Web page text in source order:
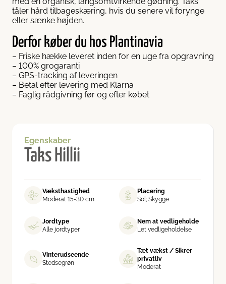
tåler hård tilbageskæring, hvis du senere vil forynge
eller sænke højden.
Derfor køber du hos Plantinavia
– Friske hække leveret inden for en uge fra opgravning
– 100% grogaranti
– GPS-tracking af leveringen
– Betal efter levering med Klarna
– Faglig rådgivning før og efter købet
Egenskaber
Taks Hillii
Væksthastighed
Moderat 15-30 cm
Placering
Sol; Skygge
Jordtype
Alle jordtyper
Nem at vedligeholde
Let vedligeholdelse
Vinterudseende
Stedsegrøn
Tæt vækst / Sikrer
privatliv
Moderat